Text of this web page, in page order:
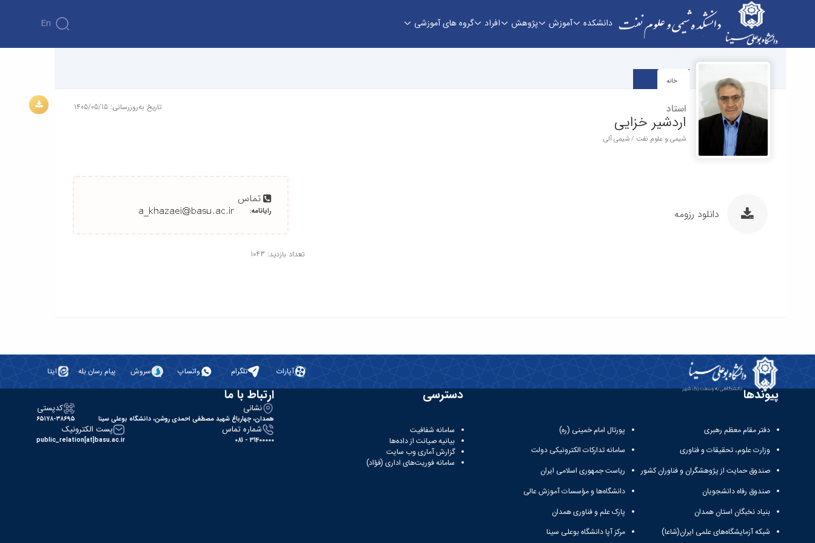
دانشکده آموزش پژوهش افراد گروه های آموزشی En
خانه
استاد تاریخ به‌روزرسانی: 1405/05/15
اردشیر خزایی
شیمی و علوم نفت / شیمی آلی
تماس
رایانامه:
تعداد بازدید: 1043
دانلود رزومه
آپارات تلگرام واتساپ سروش پیام رسان بله ایتا
پیوندها
دفتر مقام معظم رهبری
وزارت علوم، تحقیقات و فناوری
صندوق حمایت از پژوهشگران و فناوران کشور
صندوق رفاه دانشجویان
بنیاد نخبگان استان همدان
شبکه آزمایشگاه‌های علمی ایران(شاعا)
پورتال امام خمینی (ره)
سامانه تدارکات الکترونیکی دولت
ریاست جمهوری اسلامی ایران
دانشگاه‌ها و مؤسسات آموزش عالی
پارک علم و فناوری همدان
مرکز آپا دانشگاه بوعلی سینا
دسترسی
سامانه شفافیت
بیانیه صیانت از داده‌ها
گزارش آماری وب‌ سایت
سامانه فوریت‌های اداری (فؤاد)
ارتباط با ما
نشانی
همدان، چهارباغ شهید مصطفی احمدی روشن، دانشگاه بوعلی سینا
کدپستی
۶۵۱۷۸-۳۸۶۹۵
شماره تماس
31400000 - 081
پست الکترونیک
public_relation[at]basu.ac.ir